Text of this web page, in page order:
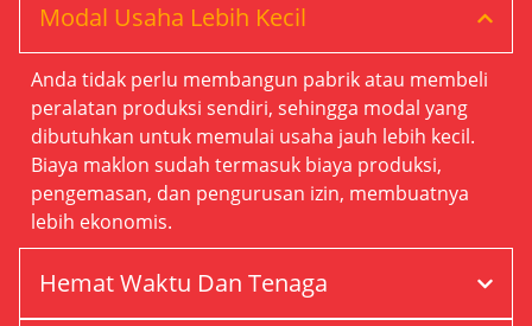
Modal Usaha Lebih Kecil
Anda tidak perlu membangun pabrik atau membeli
peralatan produksi sendiri, sehingga modal yang
dibutuhkan untuk memulai usaha jauh lebih kecil.
Biaya maklon sudah termasuk biaya produksi,
pengemasan, dan pengurusan izin, membuatnya
lebih ekonomis.
Hemat Waktu Dan Tenaga